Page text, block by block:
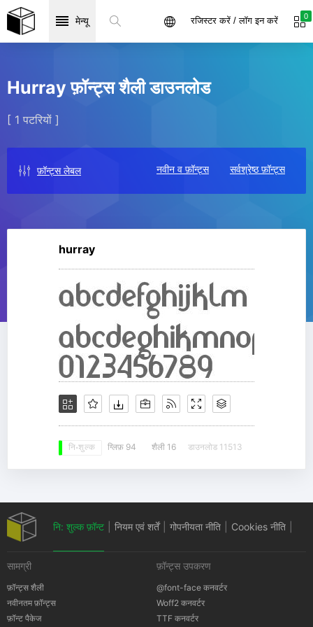
मेन्यू 0
रजिस्टर करें / लॉग इन करें
Hurray फ़ॉन्ट्स शैली डाउनलोड
[ 1 पटरियों ]
फ़ॉन्ट्स लेबल नवीन व फ़ॉन्ट्स सर्वश्रेष्ठ फ़ॉन्ट्स
hurray
नि: शुल्क ग्लिफ़ 94 शैली 16 डाउनलोड 11513
नि: शुल्क फ़ॉन्ट नियम एवं शर्तें गोपनीयता नीति Cookies नीति
सामग्री
फ़ॉन्ट्स शैली
नवीनतम फ़ॉन्ट्स
फ़ॉन्ट पैकेज
फ़ॉन्ट्स उपकरण
@font-face कनवर्टर
Woff2 कनवर्टर
TTF कनवर्टर